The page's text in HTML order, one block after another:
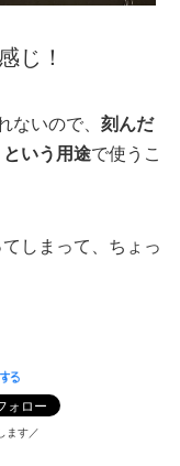
じ！
いので、 刻んだ
いう用途で使うこ
しまって、ちょっ
ます／